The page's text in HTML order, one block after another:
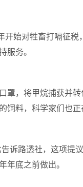
开始对牲畜打嗝征税
服务。
罩，将甲烷捕获并
饲料，科学家们也
诉路透社， 这项提
年底之前做出。